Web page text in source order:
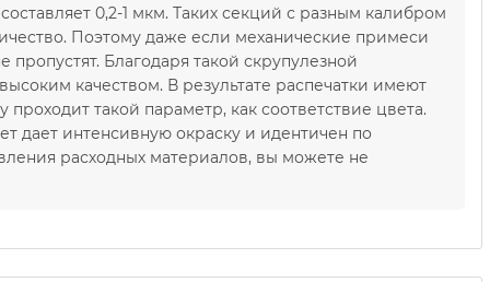
0,2-1 мкм. Таких секций с разным калибром
Поэтому даже если механические примеси
Благодаря такой скрупулезной
качеством. В результате распечатки имеют
такой параметр, как соответствие цвета.
дает интенсивную окраску и идентичен по
расходных материалов, вы можете не